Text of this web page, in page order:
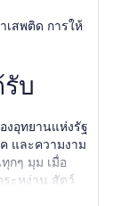
เสพติด การให้
บ
งอุทยานแห่งรัฐ
และความงาม
กๆ มุม เมื่อ
ะหง่าน สัตว์
ทยานแห่งรัฐ